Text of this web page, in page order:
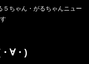
ちゃん・がるちゃんニュー
∀・)